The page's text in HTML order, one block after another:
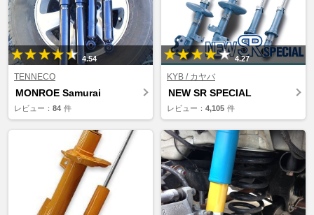
4.54
TENNECO
MONROE Samurai
レビュー： 84 件
4.27
KYB / カヤバ
NEW SR SPECIAL
レビュー： 4,105 件